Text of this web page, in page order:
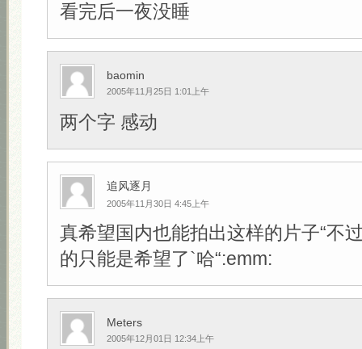
看完后一夜没睡
baomin
2005年11月25日 1:01上午
两个字 感动
追风逐月
2005年11月30日 4:45上午
真希望国内也能拍出这样的片子“不
的只能是希望了`哈“:emm:
Meters
2005年12月01日 12:34上午